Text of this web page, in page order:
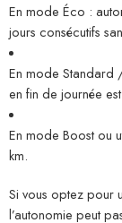
En mode Éco :
jours consécutifs
En mode
en fin de journée
En mode Boost ou
km.
Si vous optez pour
l’autonomie peut